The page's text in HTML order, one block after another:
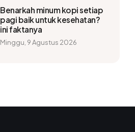
Benarkah minum kopi setiap
pagi baik untuk kesehatan?
ini faktanya
Minggu, 9 Agustus 2026